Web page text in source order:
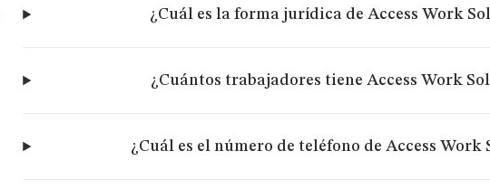
¿Cuál es la forma jurídica de Access Work
¿Cuántos trabajadores tiene Access Work
¿Cuál es el número de teléfono de Access Work